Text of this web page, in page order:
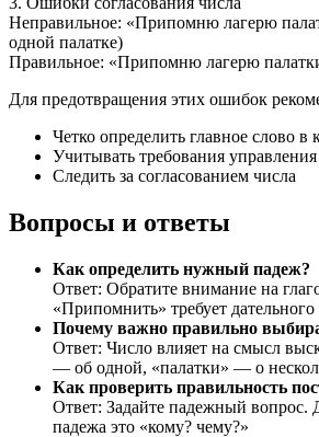
Неправильное: «Припомню лагерю
одной палатке)
Правильное: «Припомню лагерю
Для предотвращения этих ошибок
Четко определить главное слово в
Учитывать требования управления
Следить за согласованием числа
Вопросы и ответы
Как определить нужный падеж?
Ответ: Обратите внимание на
«Припомнить» требует
Почему важно правильно
Ответ: Число влияет на смысл
— об одной, «палатки» — о
Как проверить правильность
Ответ: Задайте падежный вопрос.
падежа это «кому? чему?»